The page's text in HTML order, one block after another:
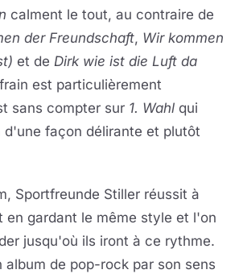
calment le tout, au contraire de
der Freundschaft, Wir kommen
et de Dirk wie ist die Luft da
est particulièrement
sans compter sur 1. Wahl qui
façon délirante et plutôt
Sportfreunde Stiller réussit à
en gardant le même style et l'on
jusqu'où ils iront à ce rythme.
de pop-rock par son sens